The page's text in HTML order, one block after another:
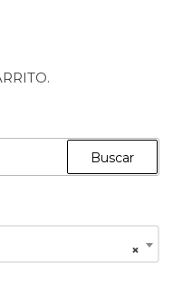
Buscar
×